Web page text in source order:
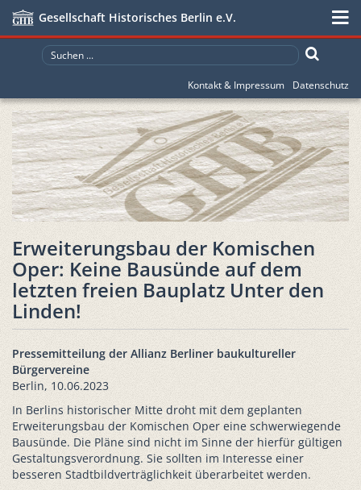
Gesellschaft Historisches Berlin e.V.
Kontakt & Impressum Datenschutz
Erweiterungsbau der Komischen
Oper: Keine Bausünde auf dem
letzten freien Bauplatz Unter den
Linden!
Pressemitteilung der Allianz Berliner baukultureller
Bürgervereine
Berlin, 10.06.2023
In Berlins historischer Mitte droht mit dem geplanten
Erweiterungsbau der Komischen Oper eine schwerwiegende
Bausünde. Die Pläne sind nicht im Sinne der hierfür gültigen
Gestaltungsverordnung. Sie sollten im Interesse einer
besseren Stadtbildverträglichkeit überarbeitet werden.